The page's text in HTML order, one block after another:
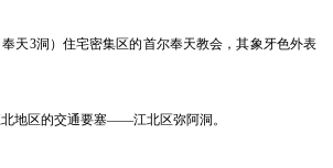
天3洞）住宅密集区的首尔奉天教会，其象牙色外表
地区的交通要塞——江北区弥阿洞。